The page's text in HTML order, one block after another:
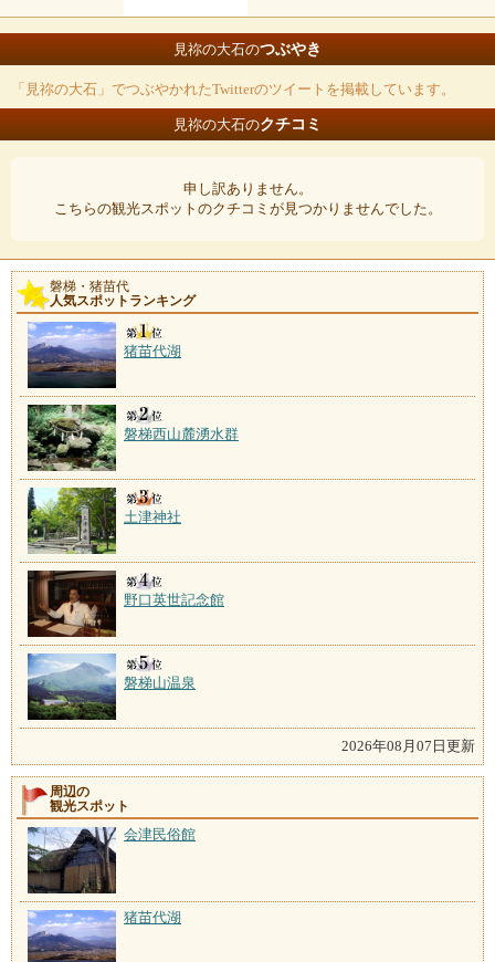
見祢の大石のつぶやき
「見祢の大石」でつぶやかれたTwitterのツイートを掲載しています。
見祢の大石のクチコミ
申し訳ありません。
こちらの観光スポットのクチコミが見つかりませんでした。
磐梯・猪苗代
人気スポットランキング
猪苗代湖
磐梯西山麓湧水群
土津神社
野口英世記念館
磐梯山温泉
2026年08月07日更新
周辺の
観光スポット
会津民俗館
猪苗代湖